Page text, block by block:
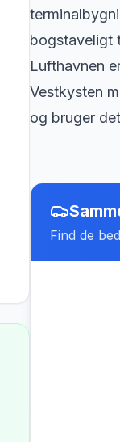
bogstaveligt
Lufthavnen
Vestkysten
og bruger
Find de